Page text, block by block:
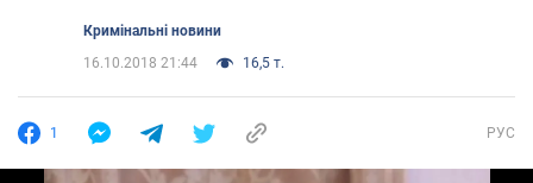
Кримінальні новини
16.10.2018 21:44
16,5 т.
1 РУС